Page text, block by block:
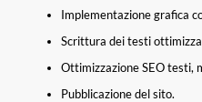
Implementazione grafica
Scrittura dei testi
Ottimizzazione SEO testi,
Pubblicazione del sito.